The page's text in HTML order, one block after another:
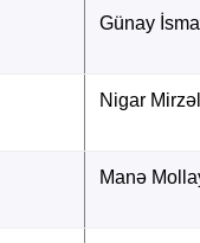
Günay
Nigar
Manə